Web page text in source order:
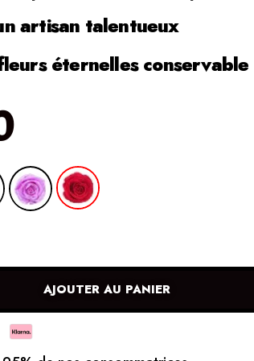
artisan talentueux
éternelles conservable
AJOUTER AU PANIER